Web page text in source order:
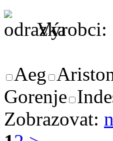
Výrobci:
Aeg
Gorenje
Zobrazovat: